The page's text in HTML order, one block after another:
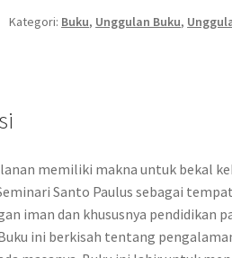
ASTRA
Menuju
Bintang
Kategori: Buku, Unggulan Buku,
memiliki makna untuk bekal
Santo Paulus sebagai
iman dan khususnya pendidikan
ini berkisah tentang